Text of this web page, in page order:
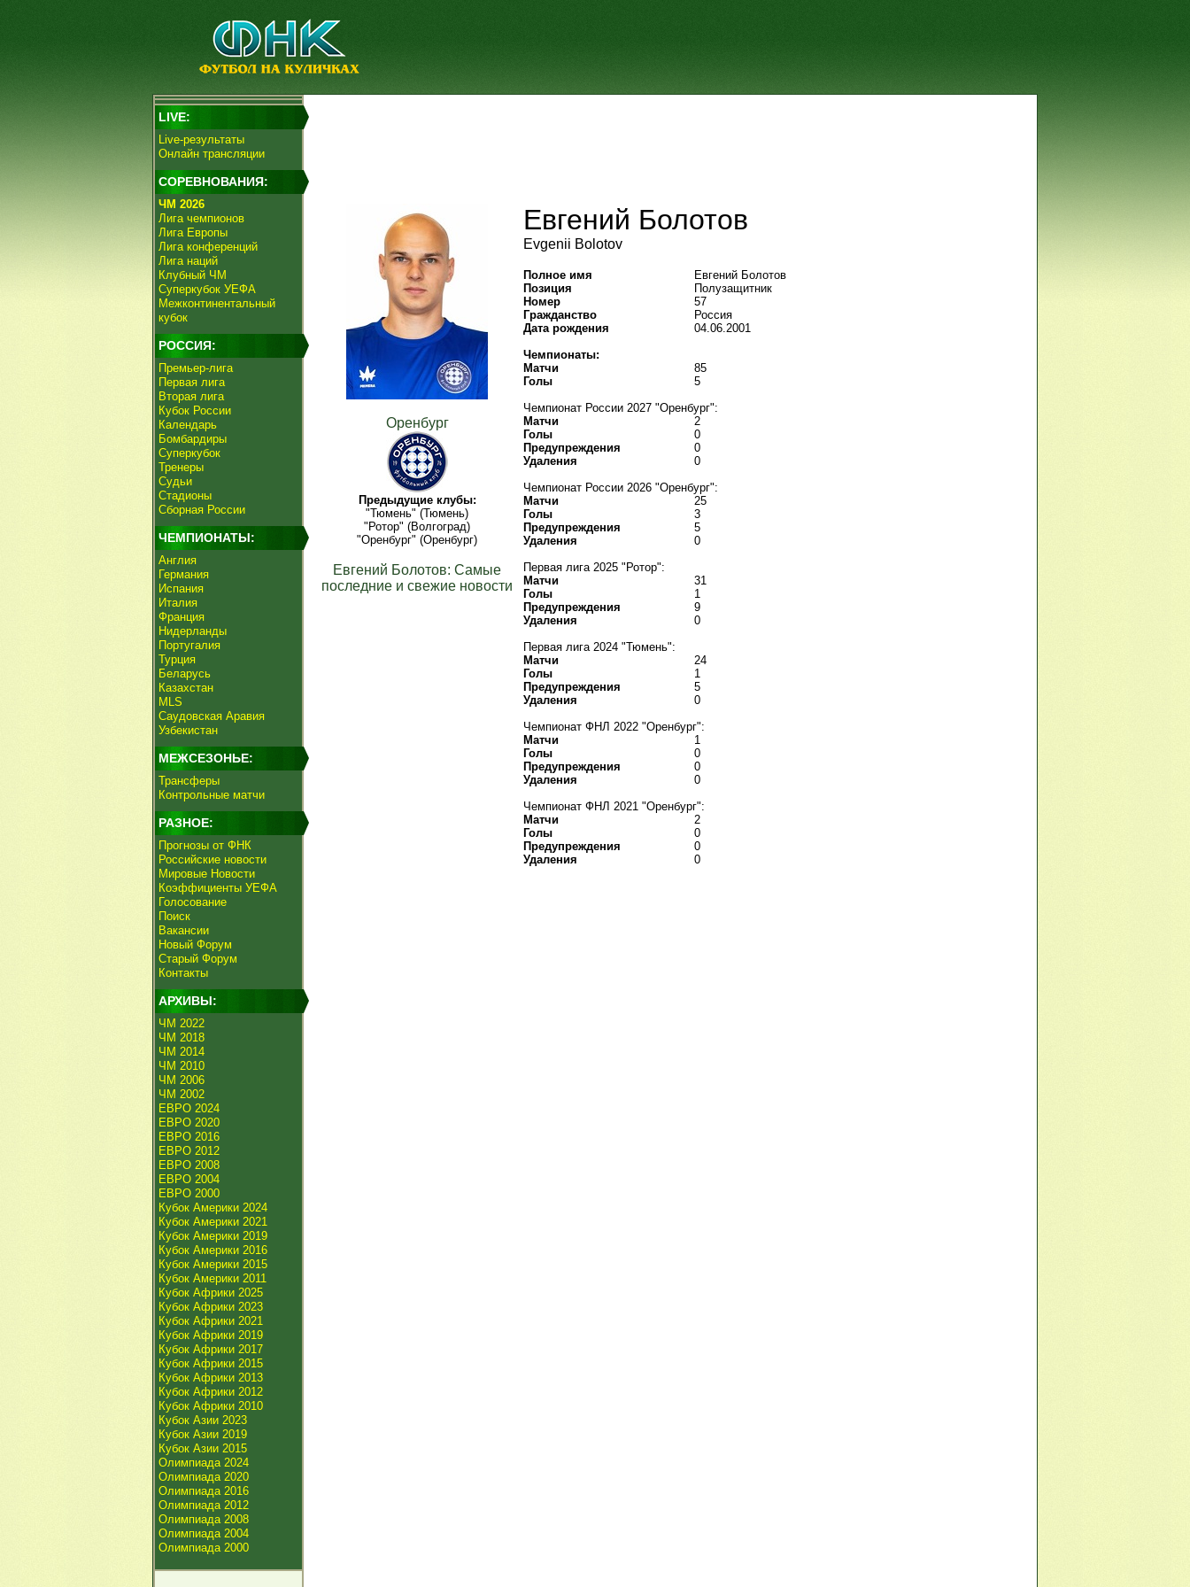
LIVE:
Live-результаты
Онлайн трансляции
СОРЕВНОВАНИЯ:
ЧМ 2026
Лига чемпионов
Лига Европы
Лига конференций
Лига наций
Клубный ЧМ
Суперкубок УЕФА
Межконтинентальный
кубок
РОССИЯ:
Премьер-лига
Первая лига
Вторая лига
Кубок России
Календарь
Бомбардиры
Суперкубок
Тренеры
Судьи
Стадионы
Сборная России
ЧЕМПИОНАТЫ:
Англия
Германия
Испания
Италия
Франция
Нидерланды
Португалия
Турция
Беларусь
Казахстан
MLS
Саудовская Аравия
Узбекистан
МЕЖСЕЗОНЬЕ:
Трансферы
Контрольные матчи
РАЗНОЕ:
Прогнозы от ФНК
Российские новости
Мировые Новости
Коэффициенты УЕФА
Голосование
Поиск
Вакансии
Новый Форум
Старый Форум
Контакты
АРХИВЫ:
ЧМ 2022
ЧМ 2018
ЧМ 2014
ЧМ 2010
ЧМ 2006
ЧМ 2002
ЕВРО 2024
ЕВРО 2020
ЕВРО 2016
ЕВРО 2012
ЕВРО 2008
ЕВРО 2004
ЕВРО 2000
Кубок Америки 2024
Кубок Америки 2021
Кубок Америки 2019
Кубок Америки 2016
Кубок Америки 2015
Кубок Америки 2011
Кубок Африки 2025
Кубок Африки 2023
Кубок Африки 2021
Кубок Африки 2019
Кубок Африки 2017
Кубок Африки 2015
Кубок Африки 2013
Кубок Африки 2012
Кубок Африки 2010
Кубок Азии 2023
Кубок Азии 2019
Кубок Азии 2015
Олимпиада 2024
Олимпиада 2020
Олимпиада 2016
Олимпиада 2012
Олимпиада 2008
Олимпиада 2004
Олимпиада 2000
Оренбург
Предыдущие клубы:
"Тюмень" (Тюмень)
"Ротор" (Волгоград)
"Оренбург" (Оренбург)
Евгений Болотов: Самые
последние и свежие новости
Евгений Болотов
Evgenii Bolotov
Полное имя
Евгений Болотов
Позиция
Полузащитник
Номер
57
Гражданство
Россия
Дата рождения
04.06.2001
Чемпионаты:
Матчи
85
Голы
5
Чемпионат России 2027 "Оренбург":
Матчи
2
Голы
0
Предупреждения
0
Удаления
0
Чемпионат России 2026 "Оренбург":
Матчи
25
Голы
3
Предупреждения
5
Удаления
0
Первая лига 2025 "Ротор":
Матчи
31
Голы
1
Предупреждения
9
Удаления
0
Первая лига 2024 "Тюмень":
Матчи
24
Голы
1
Предупреждения
5
Удаления
0
Чемпионат ФНЛ 2022 "Оренбург":
Матчи
1
Голы
0
Предупреждения
0
Удаления
0
Чемпионат ФНЛ 2021 "Оренбург":
Матчи
2
Голы
0
Предупреждения
0
Удаления
0